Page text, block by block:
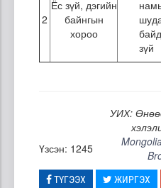
2
Ёс зүй, дэгийн
байнгын
хороо
зүй
УИХ:
Үзсэн: 1245
ТҮГЭЭХ ЖИРГЭХ